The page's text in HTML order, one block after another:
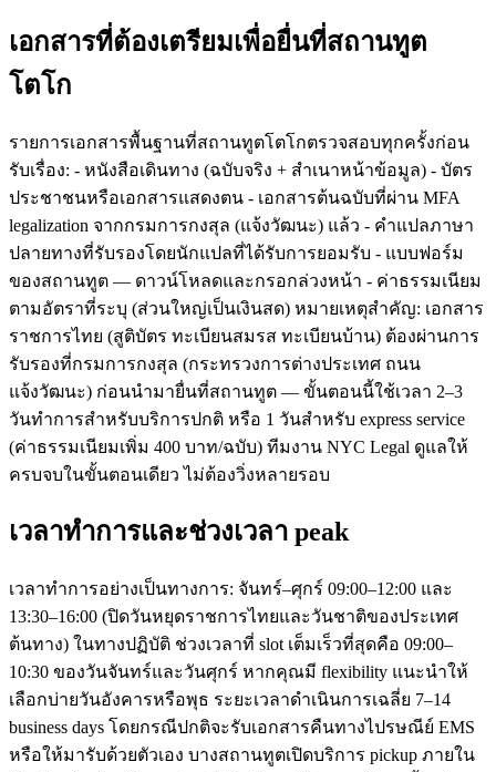
เอกสารที่ต้องเตรียมเพื่อยื่นที่สถานทูต
โตโก
รายการเอกสารพื้นฐานที่สถานทูตโตโกตรวจสอบทุกครั้งก่อน
รับเรื่อง: - หนังสือเดินทาง (ฉบับจริง + สำเนาหน้าข้อมูล) - บัตร
ประชาชนหรือเอกสารแสดงตน - เอกสารต้นฉบับที่ผ่าน MFA
legalization จากกรมการกงสุล (แจ้งวัฒนะ) แล้ว - คำแปลภาษา
ปลายทางที่รับรองโดยนักแปลที่ได้รับการยอมรับ - แบบฟอร์ม
ของสถานทูต — ดาวน์โหลดและกรอกล่วงหน้า - ค่าธรรมเนียม
ตามอัตราที่ระบุ (ส่วนใหญ่เป็นเงินสด) หมายเหตุสำคัญ: เอกสาร
ราชการไทย (สูติบัตร ทะเบียนสมรส ทะเบียนบ้าน) ต้องผ่านการ
รับรองที่กรมการกงสุล (กระทรวงการต่างประเทศ ถนน
แจ้งวัฒนะ) ก่อนนำมายื่นที่สถานทูต — ขั้นตอนนี้ใช้เวลา 2–3
วันทำการสำหรับบริการปกติ หรือ 1 วันสำหรับ express service
(ค่าธรรมเนียมเพิ่ม 400 บาท/ฉบับ) ทีมงาน NYC Legal ดูแลให้
ครบจบในขั้นตอนเดียว ไม่ต้องวิ่งหลายรอบ
เวลาทำการและช่วงเวลา peak
เวลาทำการอย่างเป็นทางการ: จันทร์–ศุกร์ 09:00–12:00 และ
13:30–16:00 (ปิดวันหยุดราชการไทยและวันชาติของประเทศ
ต้นทาง) ในทางปฏิบัติ ช่วงเวลาที่ slot เต็มเร็วที่สุดคือ 09:00–
10:30 ของวันจันทร์และวันศุกร์ หากคุณมี flexibility แนะนำให้
เลือกบ่ายวันอังคารหรือพุธ ระยะเวลาดำเนินการเฉลี่ย 7–14
business days โดยกรณีปกติจะรับเอกสารคืนทางไปรษณีย์ EMS
หรือให้มารับด้วยตัวเอง บางสถานทูตเปิดบริการ pickup ภายใน